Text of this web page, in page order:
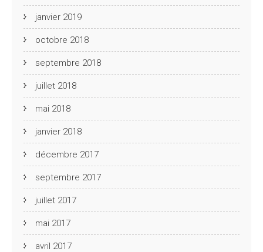
janvier 2019
octobre 2018
septembre 2018
juillet 2018
mai 2018
janvier 2018
décembre 2017
septembre 2017
juillet 2017
mai 2017
avril 2017